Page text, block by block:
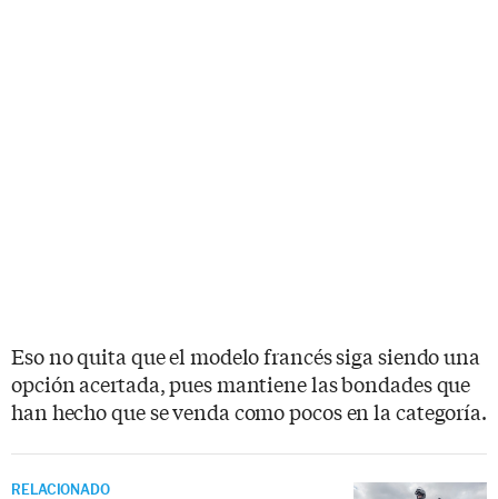
Eso no quita que el modelo francés siga siendo una
opción acertada, pues mantiene las bondades que
han hecho que se venda como pocos en la categoría.
RELACIONADO